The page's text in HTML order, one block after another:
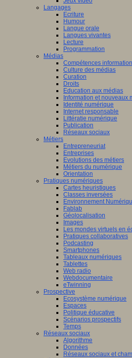
Langages
Ecriture
Humour
Langue orale
Langues vivantes
Lecture
Programmation
Médias
Compétences
Culture des médias
Curation
Droits
Education aux médias
Information et nouveaux
Identité numérique
Internet responsable
Littératie numérique
Publication
Réseaux sociaux
Métiers
Entrepreneuriat
Entreprises
Evolutions des métiers
Métiers du numérique
Orientation
Pratiques numériques
Cartes heuristiques
Classes inversées
Environnement
Fablab
Géolocalisation
Images
Les mondes virtuels en
Pratiques collaboratives
Podcasting
Smartphones
Tableaux numériques
Tablettes
Web radio
Webdocumentaire
eTwinning
Prospective
Ecosystème numérique
Espaces
Politique éducative
Scénarios prospectifs
Temps
Réseaux sociaux
Algorithme
Données
Réseaux sociaux et